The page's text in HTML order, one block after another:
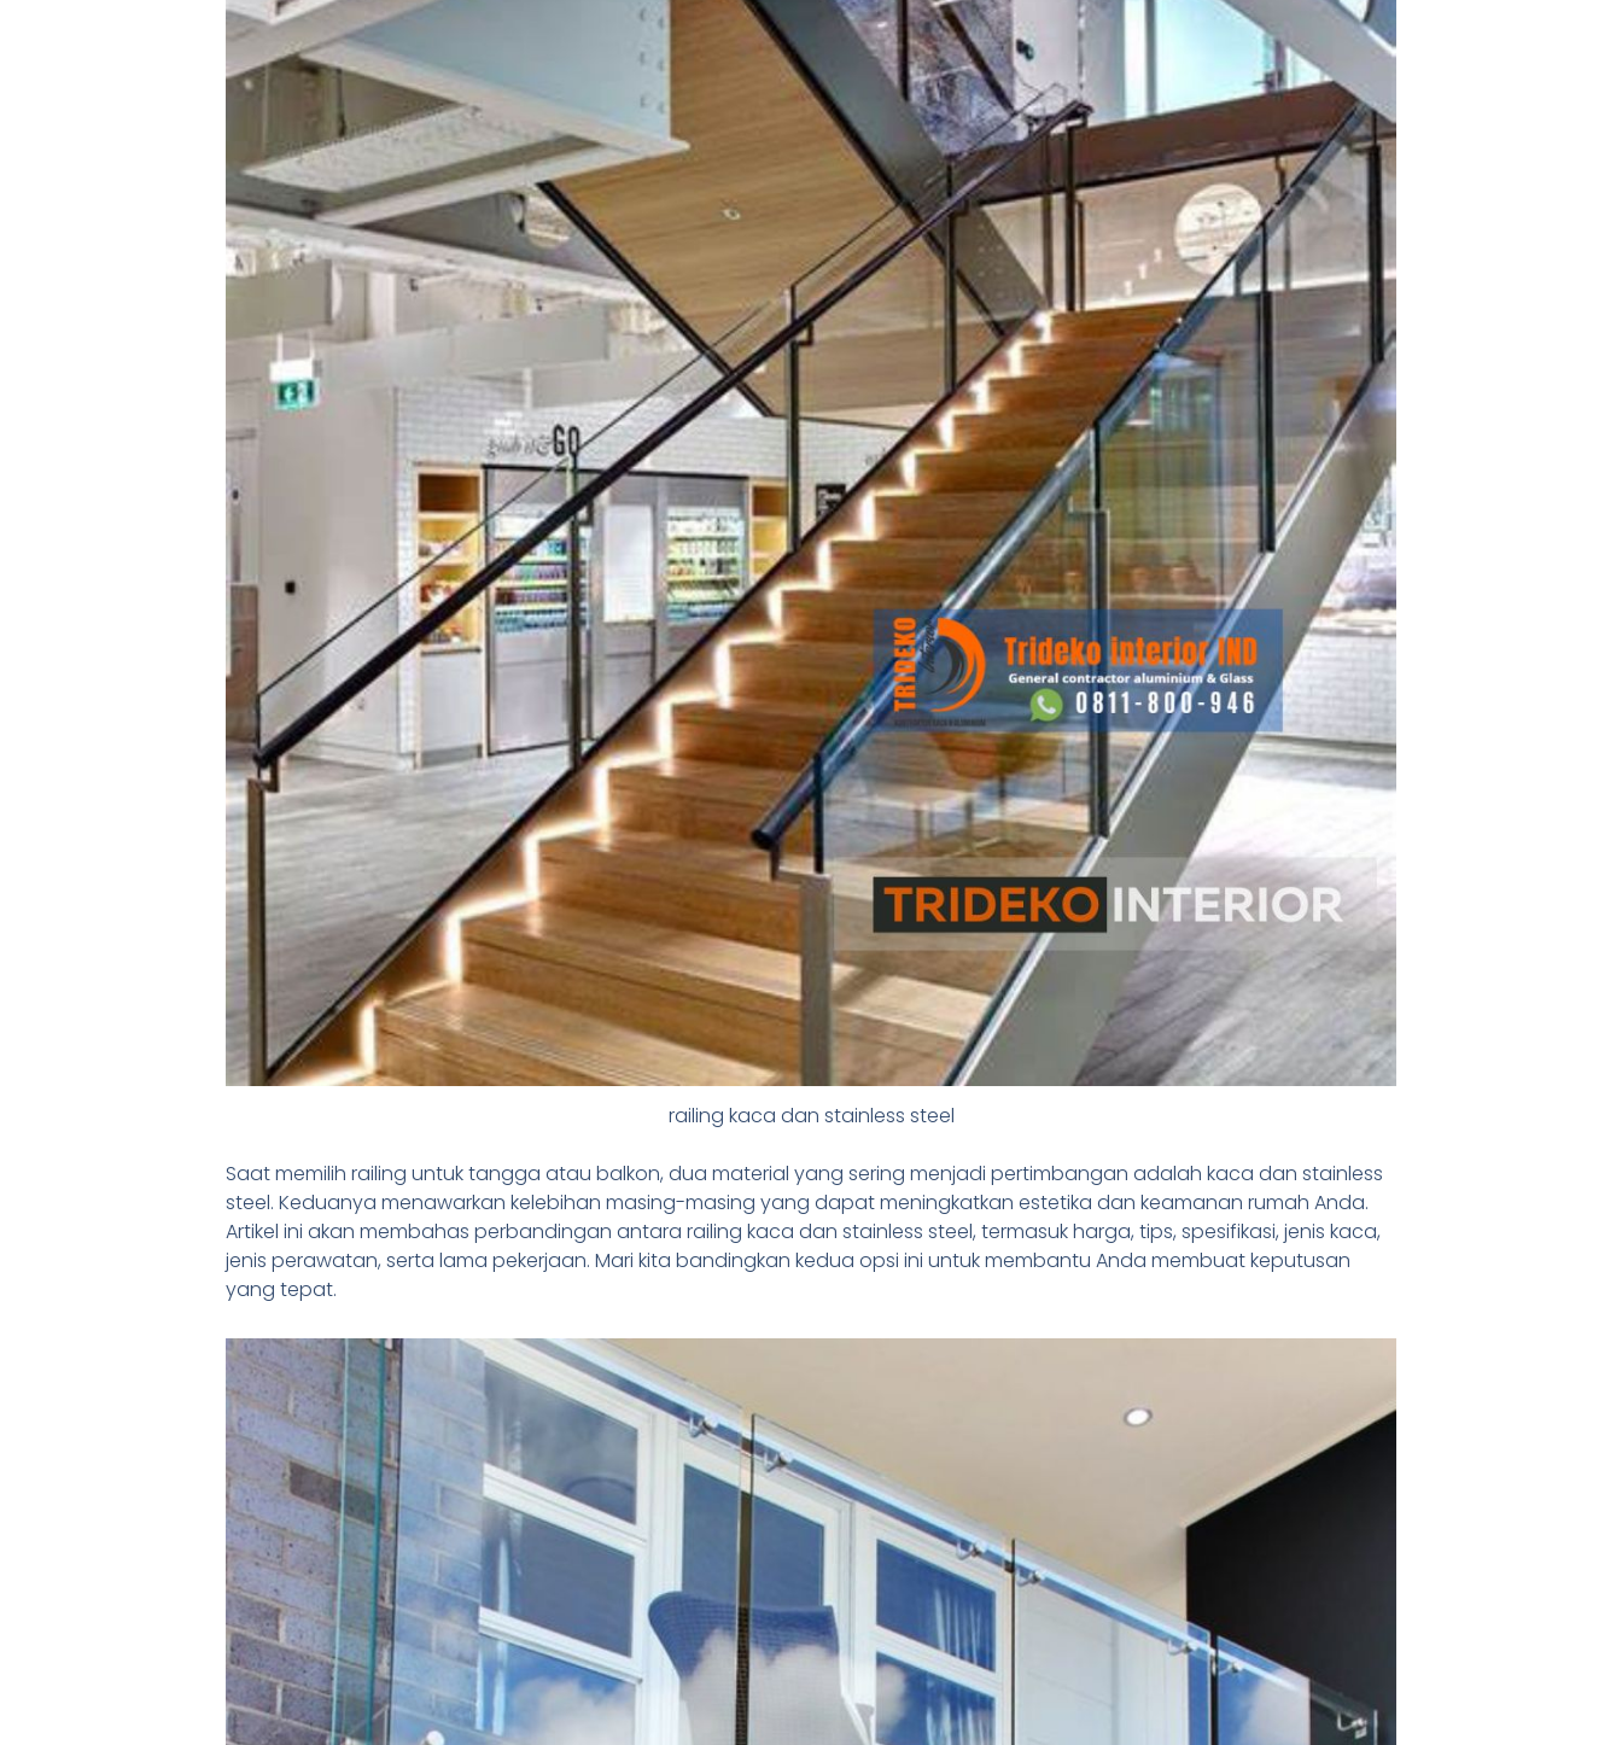
railing kaca dan stainless steel
Saat memilih railing untuk tangga atau balkon, dua material yang sering menjadi pertimbangan adalah kaca dan stainless
steel. Keduanya menawarkan kelebihan masing-masing yang dapat meningkatkan estetika dan keamanan rumah Anda.
Artikel ini akan membahas perbandingan antara railing kaca dan stainless steel, termasuk harga, tips, spesifikasi, jenis kaca,
jenis perawatan, serta lama pekerjaan. Mari kita bandingkan kedua opsi ini untuk membantu Anda membuat keputusan
yang tepat.